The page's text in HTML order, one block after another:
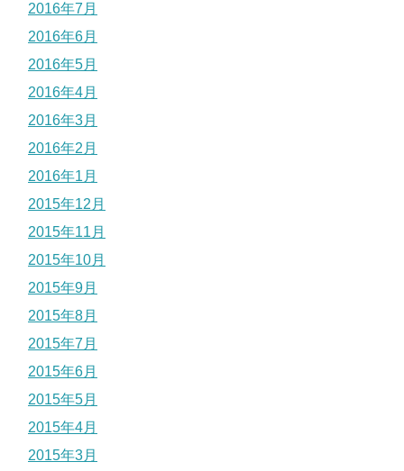
2016年7月
2016年6月
2016年5月
2016年4月
2016年3月
2016年2月
2016年1月
2015年12月
2015年11月
2015年10月
2015年9月
2015年8月
2015年7月
2015年6月
2015年5月
2015年4月
2015年3月